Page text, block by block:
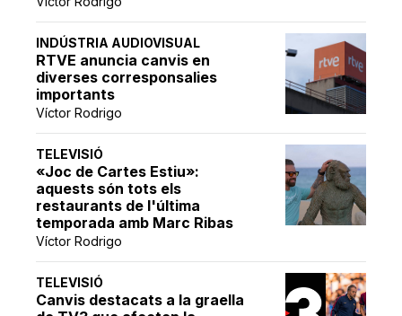
INDÚSTRIA AUDIOVISUAL
RTVE anuncia canvis en
diverses corresponsalies
importants
Víctor Rodrigo
TELEVISIÓ
«Joc de Cartes Estiu»:
aquests són tots els
restaurants de l'última
temporada amb Marc Ribas
Víctor Rodrigo
TELEVISIÓ
Canvis destacats a la graella